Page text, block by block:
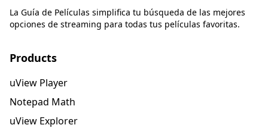
La Guía de Películas simplifica tu búsqueda de las mejores
opciones de streaming para todas tus películas favoritas.
Products
uView Player
Notepad Math
uView Explorer